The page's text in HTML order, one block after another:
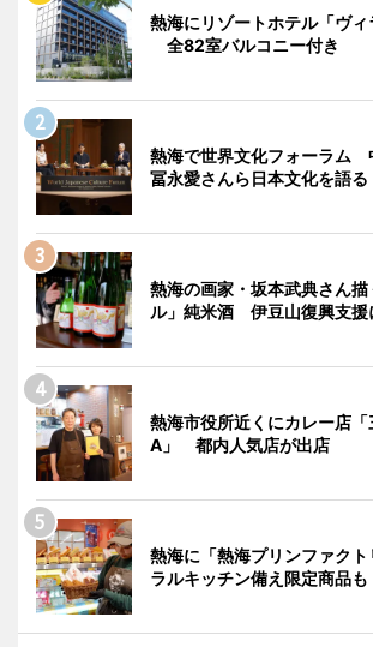
熱海にリゾートホテル「ヴィ
全82室バルコニー付き
熱海で世界文化フォーラム
冨永愛さんら日本文化を語る
熱海の画家・坂本武典さん
ル」純米酒 伊豆山復興支援
熱海市役所近くにカレー店
A」 都内人気店が出店
熱海に「熱海プリンファク
ラルキッチン備え限定商品も